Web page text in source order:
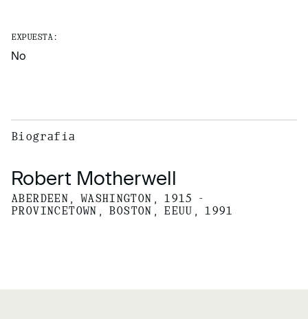
EXPUESTA:
No
Biografía
Robert Motherwell
ABERDEEN, WASHINGTON, 1915 -
PROVINCETOWN, BOSTON, EEUU, 1991